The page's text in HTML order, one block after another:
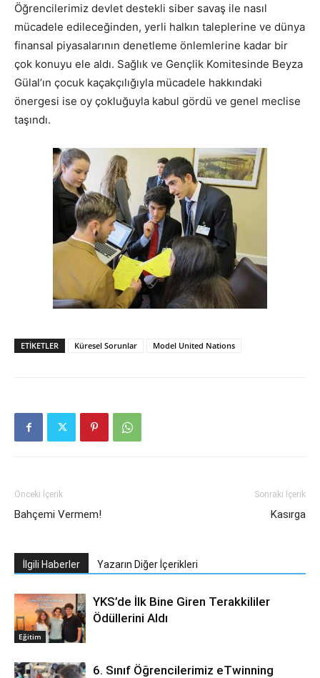
Öğrencilerimiz devlet destekli siber savaş ile nasıl
mücadele edileceğinden, yerli halkın taleplerine ve dünya
finansal piyasalarının denetleme önlemlerine kadar bir
çok konuyu ele aldı. Sağlık ve Gençlik Komitesinde Beyza
Gülal’ın çocuk kaçakçılığıyla mücadele hakkındaki
önergesi ise oy çokluğuyla kabul gördü ve genel meclise
taşındı.
ETIKETLER Küresel Sorunlar Model United Nations
Önceki İçerik
Bahçemi Vermem!
Sonraki İçerik
Kasırga
İlgili Haberler Yazarın Diğer İçerikleri
Eğitim
YKS’de İlk Bine Giren Terakkililer
Ödüllerini Aldı
6. Sınıf Öğrencilerimiz eTwinning